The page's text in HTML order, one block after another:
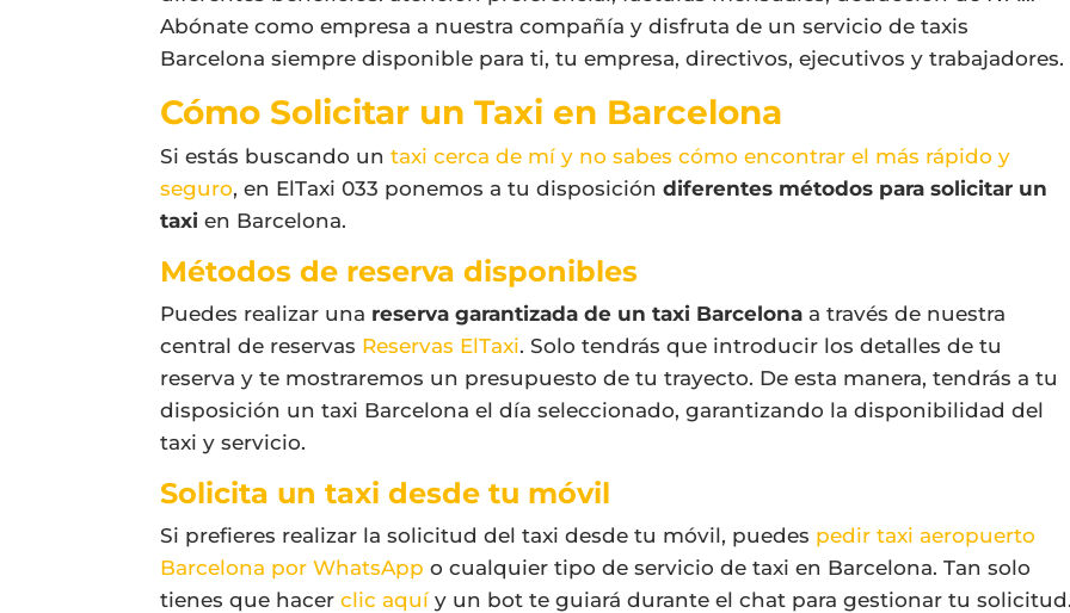
Abónate como empresa a nuestra compañía y disfruta de un servicio de taxis
Barcelona siempre disponible para ti, tu empresa, directivos, ejecutivos y trabajadores.
Cómo Solicitar un Taxi en Barcelona
Si estás buscando untaxi cerca de mí y no sabes cómo encontrar el más rápido y
seguro, en ElTaxi 033 ponemos a tu disposicióndiferentes métodos para solicitar un
taxi en Barcelona.
Métodos de reserva disponibles
Puedes realizar una reserva garantizada de un taxi Barcelona a través de nuestra
central de reservas Reservas ElTaxi. Solo tendrás que introducir los detalles de tu
reserva y te mostraremos un presupuesto de tu trayecto. De esta manera, tendrás a tu
disposición un taxi Barcelona el día seleccionado, garantizando la disponibilidad del
taxi y servicio.
Solicita un taxi desde tu móvil
Si prefieres realizar la solicitud del taxi desde tu móvil, puedes pedir taxi aeropuerto
Barcelona por WhatsApp o cualquier tipo de servicio de taxi en Barcelona. Tan solo
tienes que hacerclic aquí y un bot te guiará durante el chat para gestionar tu